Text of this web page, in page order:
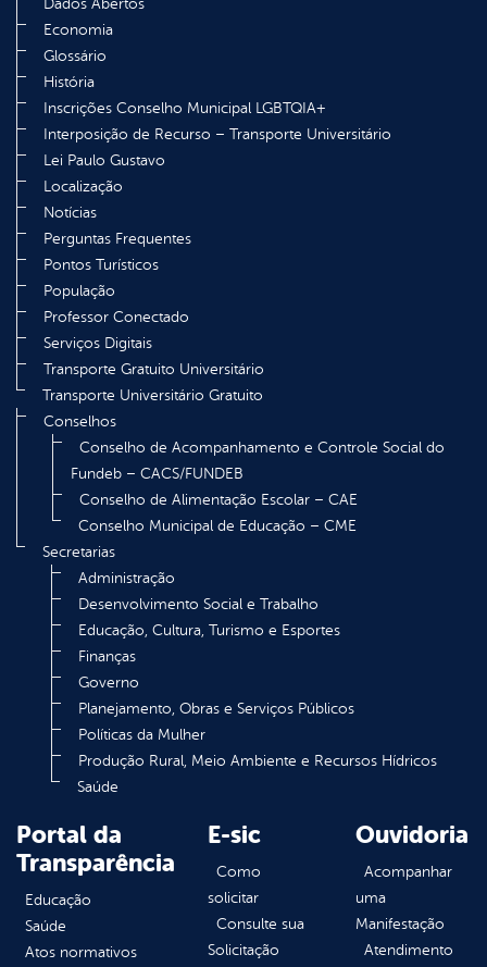
Dados Abertos
Economia
Glossário
História
Inscrições Conselho Municipal LGBTQIA+
Interposição de Recurso – Transporte Universitário
Lei Paulo Gustavo
Localização
Notícias
Perguntas Frequentes
Pontos Turísticos
População
Professor Conectado
Serviços Digitais
Transporte Gratuito Universitário
Transporte Universitário Gratuito
Conselhos
Conselho de Acompanhamento e Controle Social do
Fundeb – CACS/FUNDEB
Conselho de Alimentação Escolar – CAE
Conselho Municipal de Educação – CME
Secretarias
Administração
Desenvolvimento Social e Trabalho
Educação, Cultura, Turismo e Esportes
Finanças
Governo
Planejamento, Obras e Serviços Públicos
Políticas da Mulher
Produção Rural, Meio Ambiente e Recursos Hídricos
Saúde
Portal da
Transparência
Educação
Saúde
Atos normativos
E-sic
Como
solicitar
Consulte sua
Solicitação
Ouvidoria
Acompanhar
uma
Manifestação
Atendimento